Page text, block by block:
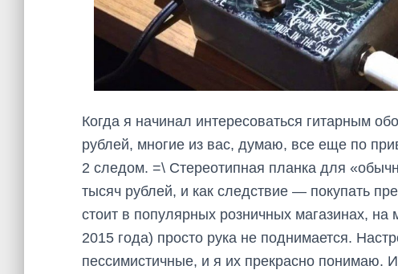
Когда я начинал интересоваться гитарным
рублей, многие из вас, думаю, все еще по
2 следом. =\ Стереотипная планка для
тысяч рублей, и как следствие — покупать
стоит в популярных розничных магазинах, на
2015 года) просто рука не поднимается.
пессимистичные, и я их прекрасно понимаю.